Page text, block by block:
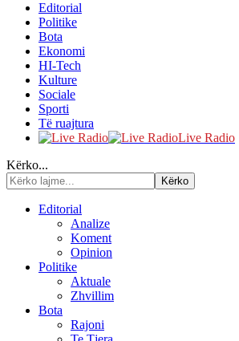
Editorial
Politike
Bota
Ekonomi
HI-Tech
Kulture
Sociale
Sporti
Të ruajtura
Live Radio
Kërko...
Editorial
Analize
Koment
Opinion
Politike
Aktuale
Zhvillim
Bota
Rajoni